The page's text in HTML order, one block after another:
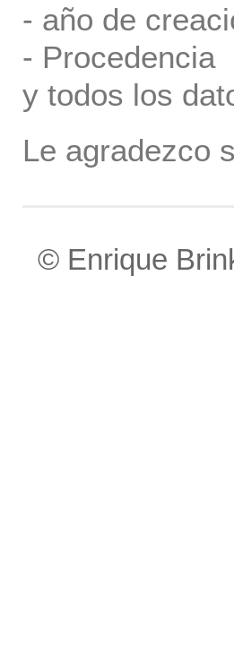
- año de
- Procedencia
y todos los
Le agradezco
© Enrique